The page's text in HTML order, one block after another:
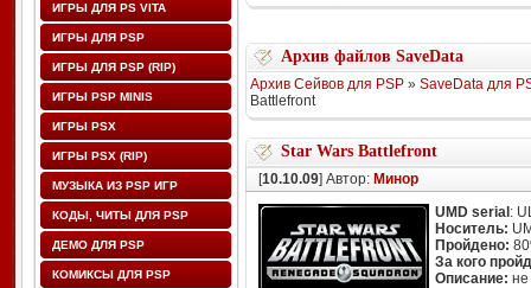
ИГРЫ ДЛЯ PS VITA
ИГРЫ ДЛЯ PSP
ИГРЫ ДЛЯ PSP (RIP)
ИГРЫ PSP MINIS
ИГРЫ PSX
ИГРЫ PSX (RIP)
МУЗЫКА ИЗ PSP ИГР
КОДЫ, ЧИТЫ ДЛЯ PSP
ДЕМО ДЛЯ PSP
КОМИКСЫ ДЛЯ PSP
Архив файлов SaveData
Архив Сейвов для PSP» SaveData для
Battlefront
Star Wars Battlefront
[10.10.09] Автор: Минор
UMD serial :
Носитель:
Пройдено:
За кого
Описание: не